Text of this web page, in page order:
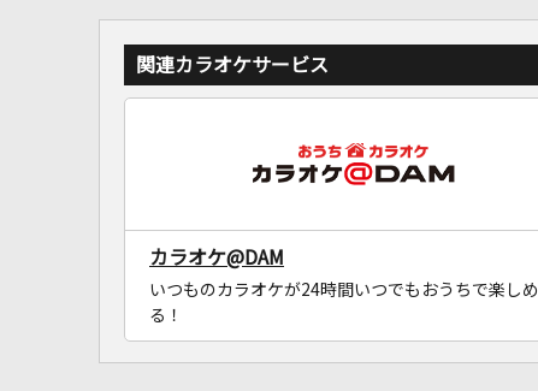
関連カラオケサービス
カラオケ@DAM
いつものカラオケが24時間いつでもおうちで楽しめ
る！